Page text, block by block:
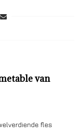
van
fles